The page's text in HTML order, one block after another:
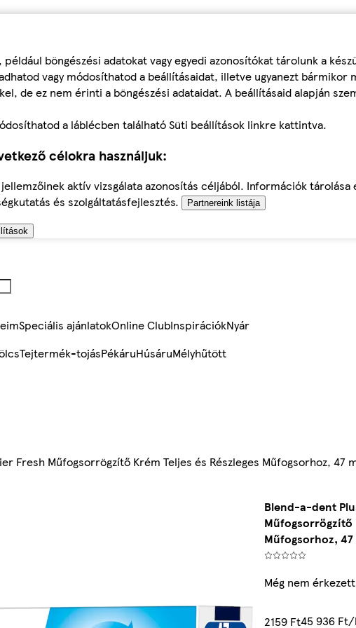
böngészési adatokat vagy egyedi azonosítókat tárolunk a
vagy módosíthatod a beállításaidat, illetve ugyanezt bármikor
de ez nem érinti a böngészési adataidat. A beállításaid alapján
a láblécben található Süti beállítások linkre kattintva.
célokra használjuk:
aktív vizsgálata azonosítás céljából. Információk
és szolgáltatásfejlesztés.
Partnereink listája
Speciális ajánlatokOnline ClubInspirációkNyár
Tejtermék-tojásPékáruHúsáruMélyhűtött
Fresh Műfogsorrögzítő Krém Teljes és Részleges Műfogsorhoz, 47
Blend-a-dent
Műfogsorrögzítő
Műfogsorhoz, 47
Még nem
2159 Ft45 936